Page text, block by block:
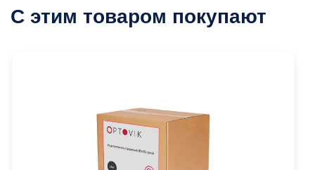
С этим товаром покупают